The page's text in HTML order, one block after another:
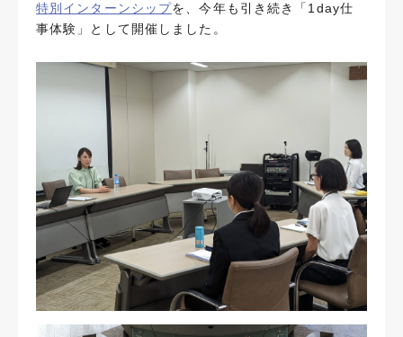
特別インターンシップを、今年も引き続き「1day仕
事体験」として開催しました。